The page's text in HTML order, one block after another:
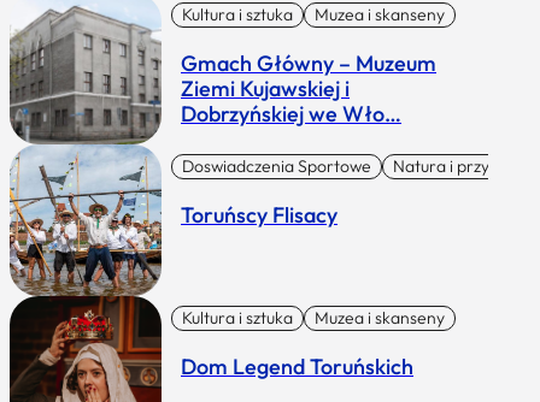
Kultura i sztuka Muzea i skanseny
Gmach Główny – Muzeum
Ziemi Kujawskiej i
Dobrzyńskiej we Wło…
Doswiadczenia Sportowe Natura i przygoda
Toruńscy Flisacy
Kultura i sztuka Muzea i skanseny
Dom Legend Toruńskich